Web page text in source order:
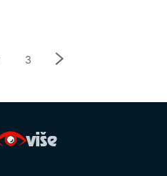
3